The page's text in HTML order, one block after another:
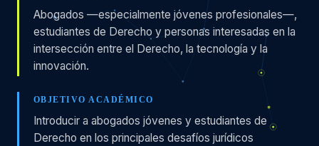
Abogados —especialmente jóvenes profesionales—,
estudiantes de Derecho y personas interesadas en la
intersección entre el Derecho, la tecnología y la
innovación.
OBJETIVO ACADÉMICO
Introducir a abogados jóvenes y estudiantes de
Derecho en los principales desafíos jurídicos